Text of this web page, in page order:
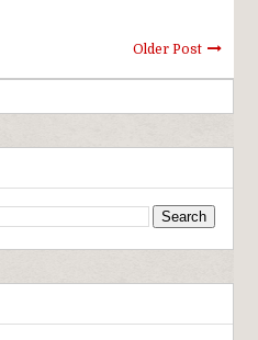
Older Post